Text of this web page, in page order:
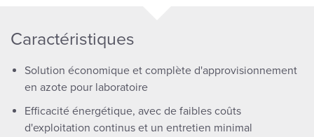
Caractéristiques
Solution économique et complète d'approvisionnement
en azote pour laboratoire
Efficacité énergétique, avec de faibles coûts
d'exploitation continus et un entretien minimal